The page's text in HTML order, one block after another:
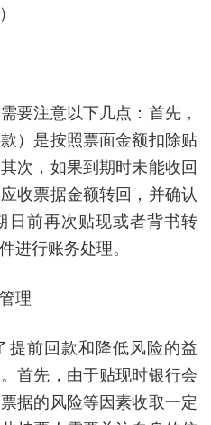
要注意以下几点：首先，
）是按照票面金额扣除贴
次，如果到期时未能收回
收票据金额转回，并确认
日前再次贴现或者背书转
进行账务处理。
理
提前回款和降低风险的益
首先，由于贴现时银行会
据的风险等因素收取一定